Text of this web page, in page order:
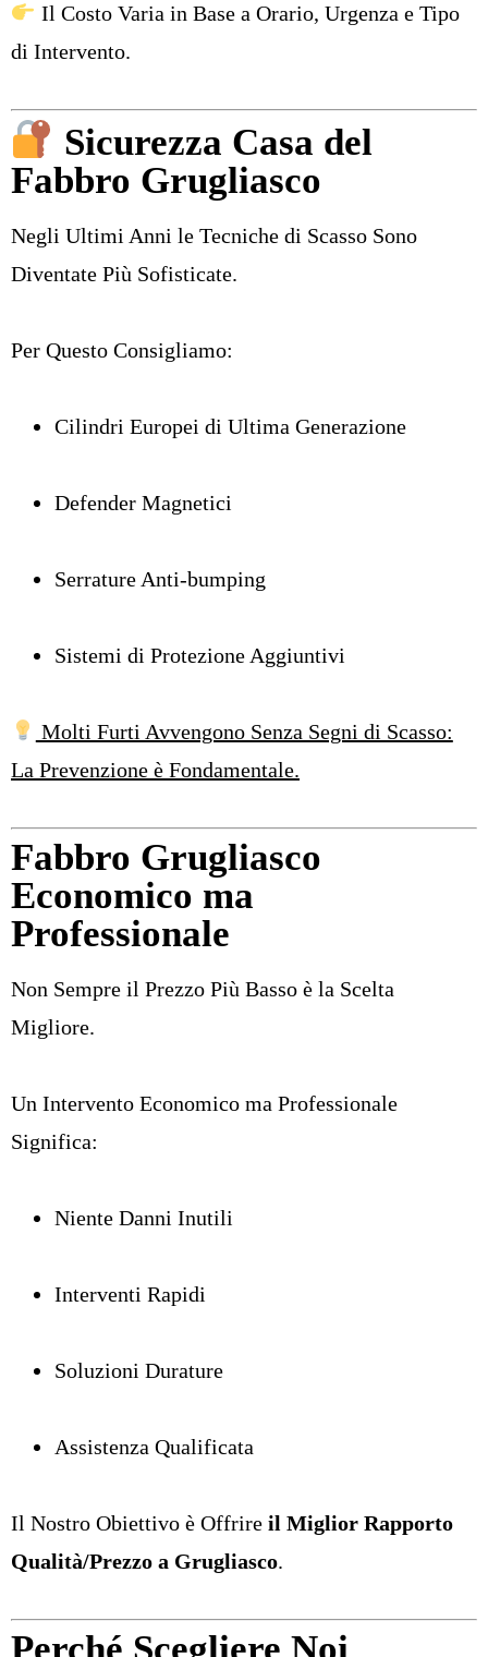
Il Costo Varia in Base a Orario, Urgenza e Tipo
di Intervento.
Sicurezza Casa del
Fabbro Grugliasco
Negli Ultimi Anni le Tecniche di Scasso Sono
Diventate Più Sofisticate.
Per Questo Consigliamo:
Cilindri Europei di Ultima Generazione
Defender Magnetici
Serrature Anti-bumping
Sistemi di Protezione Aggiuntivi
Molti Furti Avvengono Senza Segni di Scasso:
La Prevenzione è Fondamentale.
Fabbro Grugliasco
Economico ma
Professionale
Non Sempre il Prezzo Più Basso è la Scelta
Migliore.
Un Intervento Economico ma Professionale
Significa:
Niente Danni Inutili
Interventi Rapidi
Soluzioni Durature
Assistenza Qualificata
Il Nostro Obiettivo è Offrire il Miglior Rapporto
Qualità/Prezzo a Grugliasco.
Perché Scegliere Noi